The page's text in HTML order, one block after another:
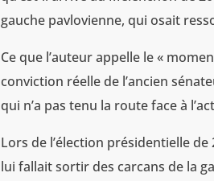
gauche pavlovienne, qui osait
Ce que l’auteur appelle le «
conviction réelle de l’ancien
qui n’a pas tenu la route face à
Lors de l’élection présidentielle
lui fallait sortir des carcans de la